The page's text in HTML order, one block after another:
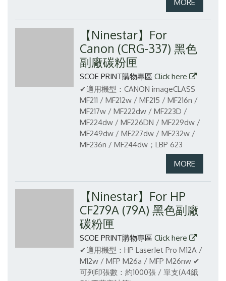
【Ninestar】For
Canon (CRG-337) 黑色
副廠碳粉匣
SCOE PRINT購物專區 Click here
✔適用機型：CANON imageCLASS
MF211 / MF212w / MF215 / MF216n /
MF217w / MF222dw / MF223D /
MF224dw / MF226DN / MF229dw /
MF249dw / MF227dw / MF232w /
MF236n / MF244dw；LBP 623
【Ninestar】For HP
CF279A (79A) 黑色副廠
碳粉匣
SCOE PRINT購物專區 Click here
✔適用機型：HP LaserJet Pro M12A /
M12w / MFP M26a / MFP M26nw ✔
可列印張數：約1000張 / 單支(A4紙